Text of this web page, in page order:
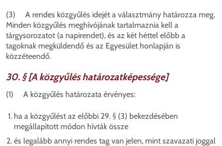
(3) A rendes közgyűlés idejét a választmány határozza meg.
Minden közgyűlés meghívójának tartalmaznia kell a
tárgysorozatot (a napirendet), és az két héttel előbb a
tagoknak megküldendő és az Egyesület honlapján is
közzéteendő.
30. § [A közgyűlés határozatképessége]
(1) A közgyűlés határozata érvényes:
ha a közgyűlést az előbbi 29. § (3) bekezdésében
megállapított módon hívták össze
és legalább annyi rendes tag van jelen, mint szavazati joggal